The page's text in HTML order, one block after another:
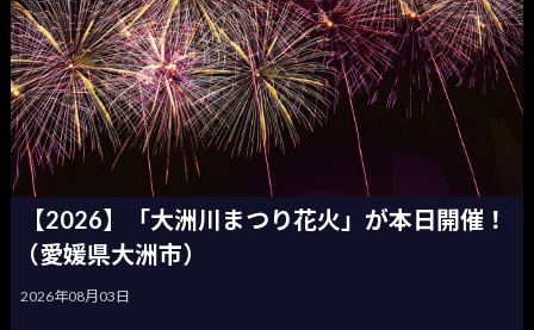
【2026】「大洲川まつり花火」が本日開催！
（愛媛県大洲市）
2026年08月03日